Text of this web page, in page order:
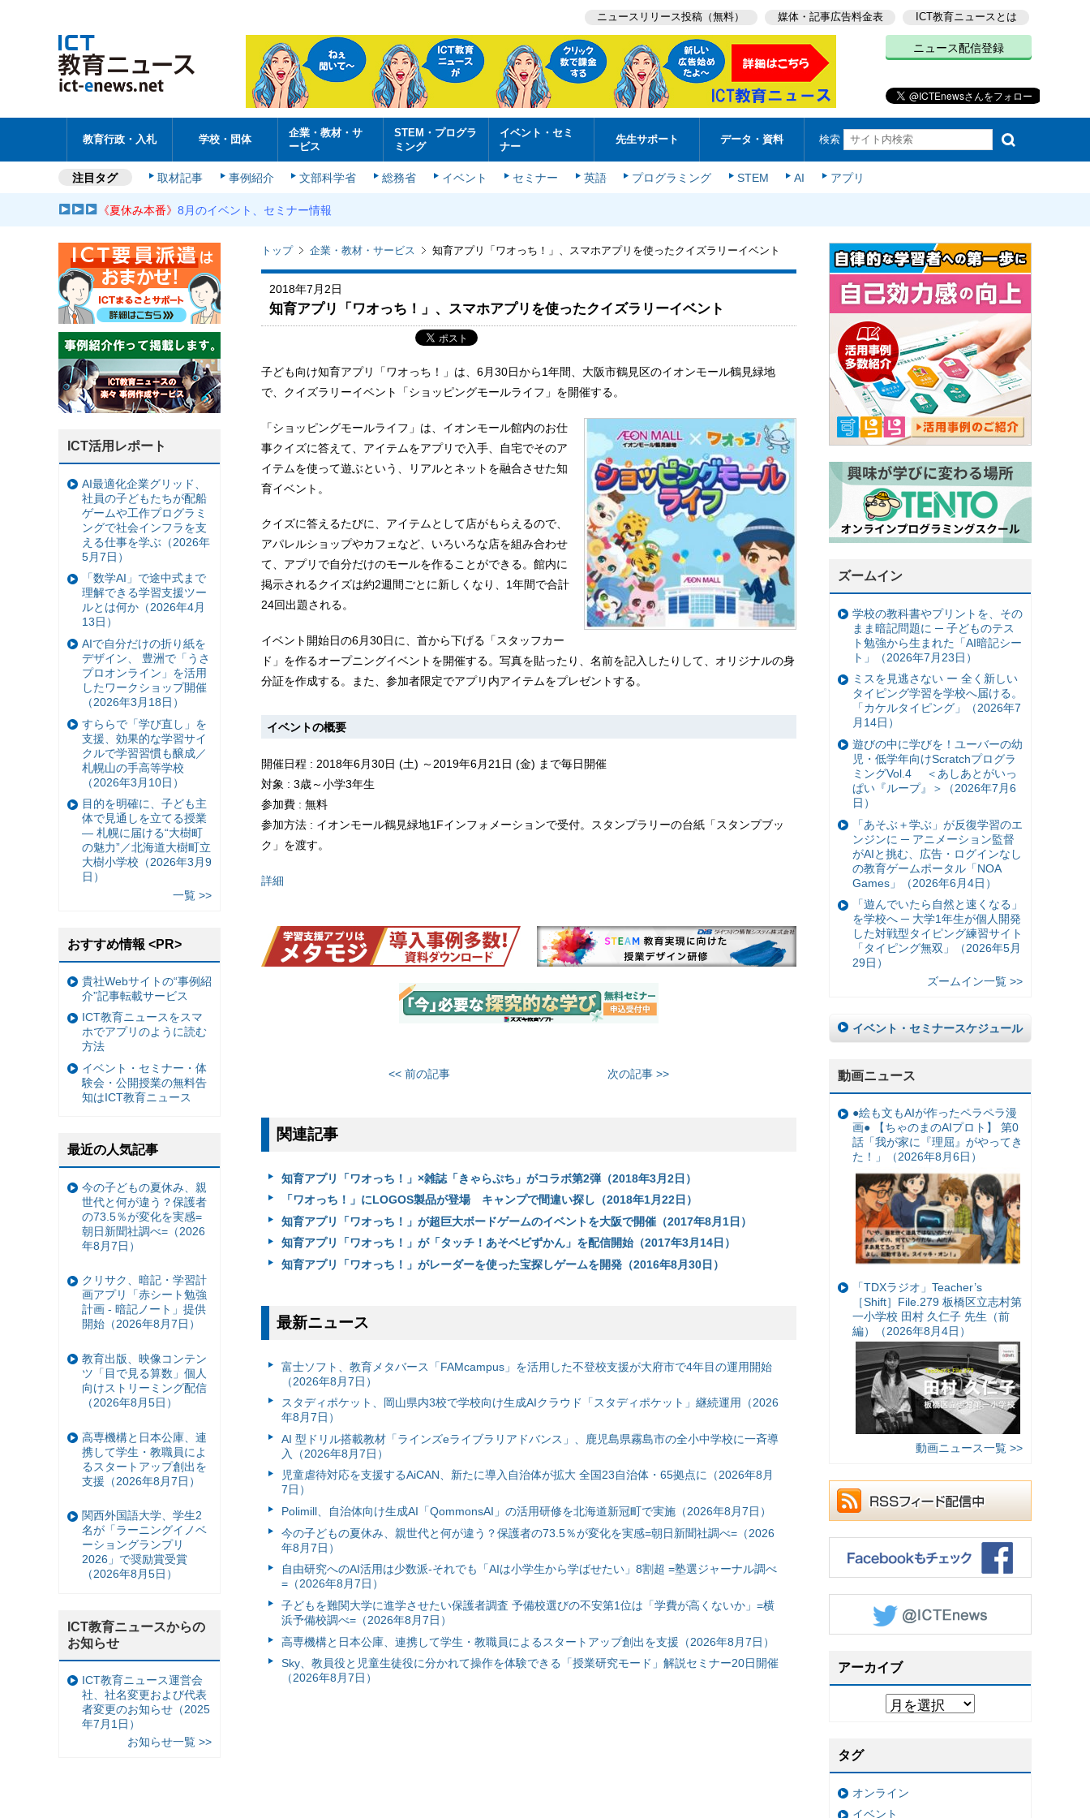
ニュースリリース投稿（無料） 媒体・記事広告料金表 ICT教育ニュースとは
ニュース配信登録
教育行政・入札 学校・団体
企業・教材・サ
ービス
STEM・プログラ
ミング
イベント・セミ
ナー
先生サポート データ・資料 検索
注目タグ 取材記事 事例紹介 文部科学省 総務省 イベント セミナー 英語 プログラミング STEM AI アプリ
《夏休み本番》8月のイベント、セミナー情報
トップ 企業・教材・サービス 知育アプリ「ワオっち！」、スマホアプリを使ったクイズラリーイベント
2018年7月2日
知育アプリ「ワオっち！」、スマホアプリを使ったクイズラリーイベント
子ども向け知育アプリ「ワオっち！」は、6月30日から1年間、大阪市鶴見区のイオンモール鶴見緑地
で、クイズラリーイベント「ショッピングモールライフ」を開催する。
「ショッピングモールライフ」は、イオンモール館内のお仕
事クイズに答えて、アイテムをアプリで入手、自宅でそのア
イテムを使って遊ぶという、リアルとネットを融合させた知
育イベント。
クイズに答えるたびに、アイテムとして店がもらえるので、
アパレルショップやカフェなど、いろいろな店を組み合わせ
て、アプリで自分だけのモールを作ることができる。館内に
掲示されるクイズは約2週間ごとに新しくなり、1年間で合計
24回出題される。
イベント開始日の6月30日に、首から下げる「スタッフカー
ド」を作るオープニングイベントを開催する。写真を貼ったり、名前を記入したりして、オリジナルの身
分証を作成する。また、参加者限定でアプリ内アイテムをプレゼントする。
イベントの概要
開催日程 : 2018年6月30日 (土) ～2019年6月21日 (金) まで毎日開催
対象 : 3歳～小学3年生
参加費 : 無料
参加方法 : イオンモール鶴見緑地1Fインフォメーションで受付。スタンプラリーの台紙「スタンプブッ
ク」を渡す。
詳細
<< 前の記事 次の記事 >>
関連記事
知育アプリ「ワオっち！」×雑誌「きゃらぷち」がコラボ第2弾（2018年3月2日）
「ワオっち！」にLOGOS製品が登場 キャンプで間違い探し（2018年1月22日）
知育アプリ「ワオっち！」が超巨大ボードゲームのイベントを大阪で開催（2017年8月1日）
知育アプリ「ワオっち！」が「タッチ！あそベビずかん」を配信開始（2017年3月14日）
知育アプリ「ワオっち！」がレーダーを使った宝探しゲームを開発（2016年8月30日）
最新ニュース
富⼠ソフト、教育メタバース「FAMcampus」を活用した不登校支援が大府市で4年目の運用開始
（2026年8月7日）
スタディポケット、岡山県内3校で学校向け生成AIクラウド「スタディポケット」継続運用（2026
年8月7日）
AI 型ドリル搭載教材「ラインズeライブラリアドバンス」、鹿児島県霧島市の全小中学校に一斉導
入（2026年8月7日）
児童虐待対応を支援するAiCAN、新たに導入自治体が拡大 全国23自治体・65拠点に（2026年8月
7日）
Polimill、自治体向け生成AI「QommonsAI」の活用研修を北海道新冠町で実施（2026年8月7日）
今の子どもの夏休み、親世代と何が違う？保護者の73.5％が変化を実感=朝日新聞社調べ=（2026
年8月7日）
自由研究へのAI活用は少数派-それでも「AIは小学生から学ばせたい」8割超 =塾選ジャーナル調べ
=（2026年8月7日）
子どもを難関大学に進学させたい保護者調査 予備校選びの不安第1位は「学費が高くないか」=横
浜予備校調べ=（2026年8月7日）
高専機構と日本公庫、連携して学生・教職員によるスタートアップ創出を支援（2026年8月7日）
Sky、教員役と児童生徒役に分かれて操作を体験できる「授業研究モード」解説セミナー20日開催
（2026年8月7日）
ズームイン
学校の教科書やプリントを、その
まま暗記問題に ─ 子どものテス
ト勉強から生まれた「AI暗記シー
ト」（2026年7月23日）
ミスを見逃さない ー 全く新しい
タイピング学習を学校へ届ける。
「カケルタイピング」（2026年7
月14日）
遊びの中に学びを！ユーバーの幼
児・低学年向けScratchプログラ
ミングVol.4 ＜あしあとがいっ
ぱい『ループ』＞（2026年7月6
日）
「あそぶ＋学ぶ」が反復学習のエ
ンジンに ─ アニメーション監督
がAIと挑む、広告・ログインなし
の教育ゲームポータル「NOA
Games」（2026年6月4日）
「遊んでいたら自然と速くなる」
を学校へ ─ 大学1年生が個人開発
した対戦型タイピング練習サイト
「タイピング無双」（2026年5月
29日）
ズームイン一覧 >>
イベント・セミナースケジュール
動画ニュース
●絵も文もAIが作ったペラペラ漫
画● 【ちゃのまのAIプロト】 第0
話「我が家に『理屈』がやってき
た！」（2026年8月6日）
「TDXラジオ」Teacher’s
［Shift］File.279 板橋区立志村第
一小学校 田村 久仁子 先生（前
編）（2026年8月4日）
動画ニュース一覧 >>
アーカイブ
タグ
オンライン
イベント
ICT活用レポート
AI最適化企業グリッド、
社員の子どもたちが配船
ゲームや工作プログラミ
ングで社会インフラを支
える仕事を学ぶ（2026年
5月7日）
「数学AI」で途中式まで
理解できる学習支援ツー
ルとは何か（2026年4月
13日）
AIで自分だけの折り紙を
デザイン、 豊洲で「うさ
プロオンライン」を活用
したワークショップ開催
（2026年3月18日）
すららで「学び直し」を
支援、効果的な学習サイ
クルで学習習慣も醸成／
札幌山の手高等学校
（2026年3月10日）
目的を明確に、子ども主
体で見通しを立てる授業
— 札幌に届ける“大樹町
の魅力”／北海道大樹町立
大樹小学校（2026年3月9
日）
一覧 >>
おすすめ情報 <PR>
貴社Webサイトの“事例紹
介”記事転載サービス
ICT教育ニュースをスマ
ホでアプリのように読む
方法
イベント・セミナー・体
験会・公開授業の無料告
知はICT教育ニュース
最近の人気記事
今の子どもの夏休み、親
世代と何が違う？保護者
の73.5％が変化を実感=
朝日新聞社調べ=（2026
年8月7日）
クリサク、暗記・学習計
画アプリ「赤シート勉強
計画 - 暗記ノート」提供
開始（2026年8月7日）
教育出版、映像コンテン
ツ「目で見る算数」個人
向けストリーミング配信
（2026年8月5日）
高専機構と日本公庫、連
携して学生・教職員によ
るスタートアップ創出を
支援（2026年8月7日）
関西外国語大学、学生2
名が「ラーニングイノベ
ーショングランプリ
2026」で奨励賞受賞
（2026年8月5日）
ICT教育ニュースからの
お知らせ
ICT教育ニュース運営会
社、社名変更および代表
者変更のお知らせ（2025
年7月1日）
お知らせ一覧 >>